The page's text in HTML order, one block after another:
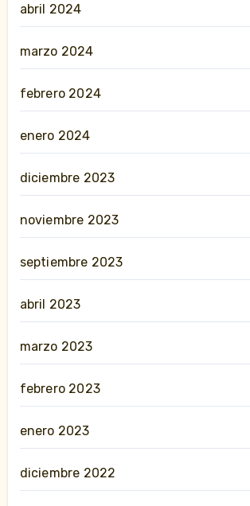
abril 2024
marzo 2024
febrero 2024
enero 2024
diciembre 2023
noviembre 2023
septiembre 2023
abril 2023
marzo 2023
febrero 2023
enero 2023
diciembre 2022